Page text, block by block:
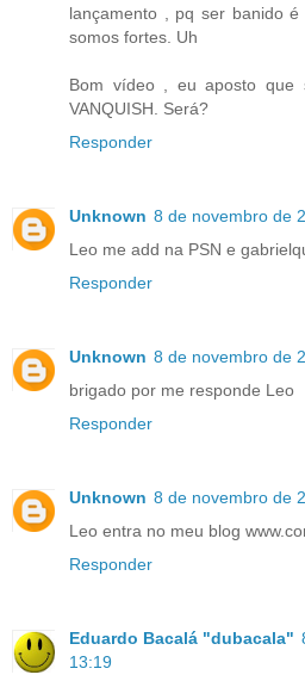
lançamento , pq ser banido
somos fortes. Uh
Bom vídeo , eu aposto que
VANQUISH. Será?
Responder
Unknown 8 de novembro de
Leo me add na PSN e
Responder
Unknown 8 de novembro de
brigado por me responde Leo
Responder
Unknown 8 de novembro de
Leo entra no meu blog
Responder
Eduardo Bacalá "dubacala"
13:19